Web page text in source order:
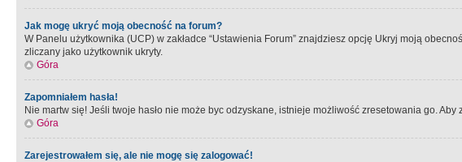
Jak mogę ukryć moją obecność na forum?
W Panelu użytkownika (UCP) w zakładce “Ustawienia Forum” znajdziesz opcję Ukryj moją
zliczany jako użytkownik ukryty.
Góra
Zapomniałem hasła!
Nie martw się! Jeśli twoje hasło nie może byc odzyskane, istnieje możliwość zresetowania go.
Góra
Zarejestrowałem się, ale nie mogę się zalogować!